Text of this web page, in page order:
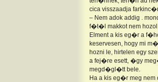
cica visszaadja
– Nem adok addig .
f�t�l makkot nem
Elment a kis eg�r a
keservesen, hogy mi
hozni le, hirtelen egy
a fej�re esett, �gy
megd�gl�tt bele.
Ha a kis eg�r meg